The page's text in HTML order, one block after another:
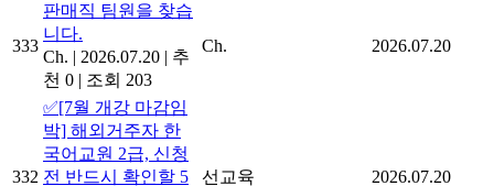
333
판매직 팀원을 찾습
니다.
Ch. | 2026.07.20 | 추
천 0 | 조회 203
Ch. 2026.07.20
332
✅[7월 개강 마감임
박] 해외거주자 한
국어교원 2급, 신청
전 반드시 확인할 5
선교육 2026.07.20